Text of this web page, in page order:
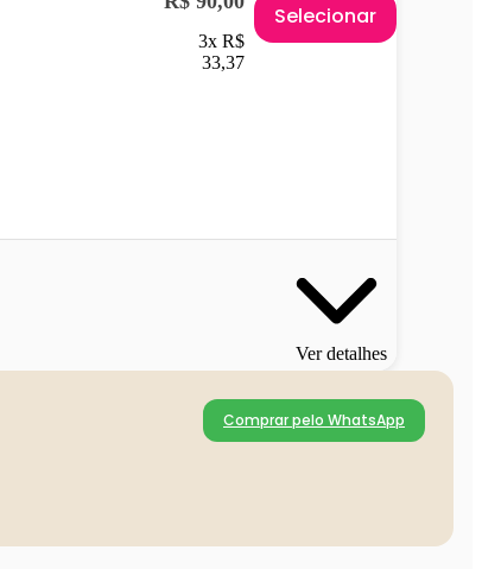
3x R$
33,37
Selecionar
Ver detalhes
Comprar pelo WhatsApp